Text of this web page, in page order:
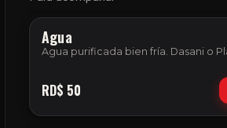
Agua
Agua purificada bien fría. Dasani o
RD$ 50